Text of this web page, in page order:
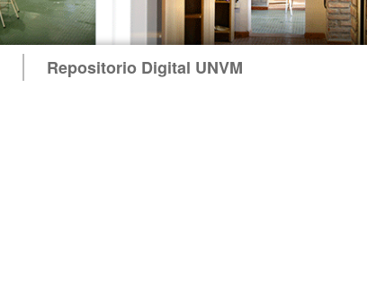
Repositorio Digital UNVM